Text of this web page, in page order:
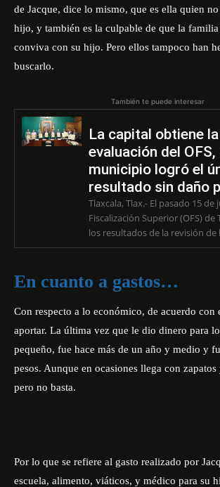
de Jacque, dice lo mismo, que es ella quien
hijo, y también es la culpable de que la familia
conviva con su hijo. Pero ellos tampoco han
buscarlo.
También te puede interesar
La capital obtiene
evaluación del OFS,
municipio logró el
resultado sin daño
Tlaxcala, Tlax.- El pasado 15
Fiscalización Superior (OFS) de
los resultados de la revisión de
En cuanto a gastos…
Con respecto a lo económico, de acuerdo con
aportar. La última vez que le dio dinero para
pequeño, fue hace más de un año y medio y
pesos. Aunque en ocasiones llega con
pero no basta.
Por lo que se refiere al gasto realizado por
escuela, alimento, viáticos, y médico para su